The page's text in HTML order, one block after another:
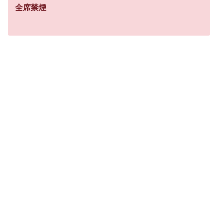
全席禁煙